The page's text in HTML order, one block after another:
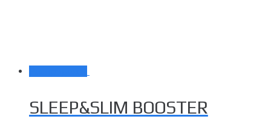
SLEEP&SLIM BOOSTER